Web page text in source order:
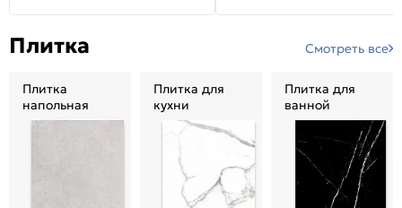
Плитка Смотреть все
Плитка
напольная
Плитка для
кухни
Плитка для
ванной